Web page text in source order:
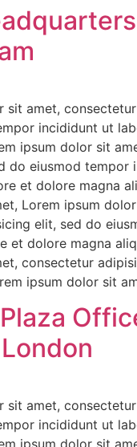
sit amet,
incididunt ut
ipsum dolor sit
do eiusmod tempor
et dolore magna
Lorem ipsum
elit, sed do
et dolore magna
consectetur
ipsum dolor sit
sit amet,
incididunt ut